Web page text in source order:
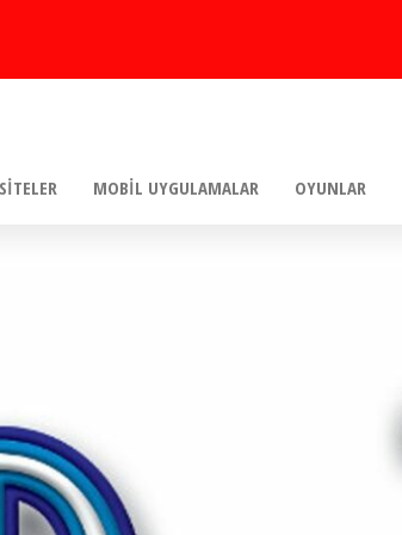
MOBIL UYGULAMALAR OYUNLAR